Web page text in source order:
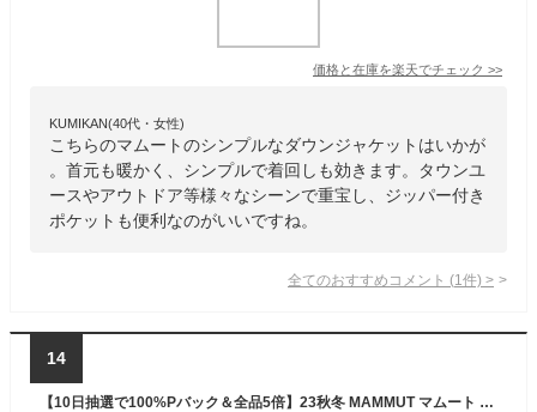
価格と在庫を楽天でチェック >>
KUMIKAN(40代・女性)
こちらのマムートのシンプルなダウンジャケットはいかが
。首元も暖かく、シンプルで着回しも効きます。タウンユ
ースやアウトドア等様々なシーンで重宝し、ジッパー付き
ポケットも便利なのがいいですね。
全てのおすすめコメント (1 件) >
14
【10日抽選で100%Pバック＆全品5倍】23秋冬 MAMMUT マムート レディース Gravity IN Hooded Jacket AF Women 1013-02640 撥水 ダウンジャケット アウトドア 登山 キャンプ 軽量 パーカー フード付き